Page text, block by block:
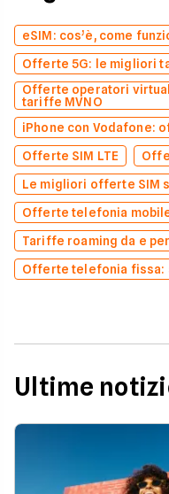
eSIM: cos’è, come
Offerte 5G: le migliori
Offerte operatori
tariffe MVNO
iPhone con Vodafone:
Offerte SIM LTE
Le migliori offerte SIM
Offerte telefonia
Tariffe roaming da e
Offerte telefonia fissa:
Ultime